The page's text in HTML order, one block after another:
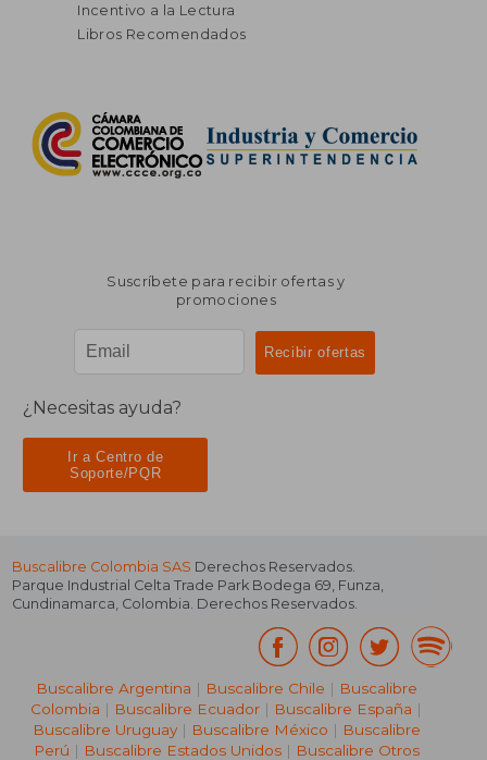
Incentivo a la Lectura
Libros Recomendados
Suscríbete para recibir ofertas y
promociones
¿Necesitas ayuda?
Ir a Centro de
Soporte/PQR
Buscalibre Colombia SAS Derechos Reservados.
Parque Industrial Celta Trade Park Bodega 69, Funza,
Cundinamarca, Colombia. Derechos Reservados.
Buscalibre Argentina | Buscalibre Chile | Buscalibre
Colombia | Buscalibre Ecuador | Buscalibre España |
Buscalibre Uruguay| Buscalibre México | Buscalibre
Perú | Buscalibre Estados Unidos| Buscalibre Otros